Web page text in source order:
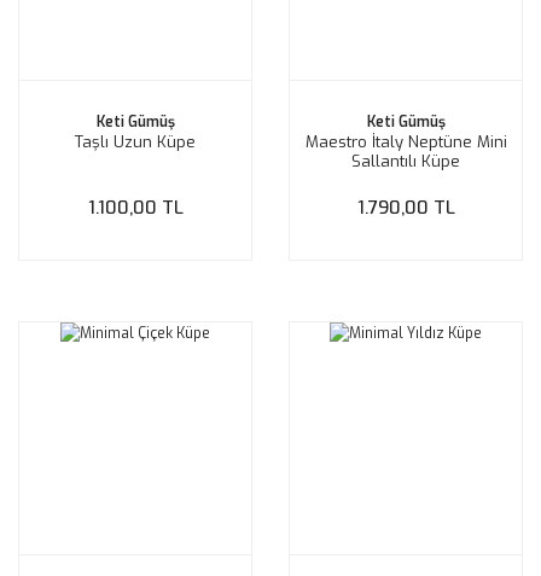
Keti Gümüş
Taşlı Uzun Küpe
1.100,00 TL
Keti Gümüş
Maestro İtaly Neptüne Mini
Sallantılı Küpe
1.790,00 TL